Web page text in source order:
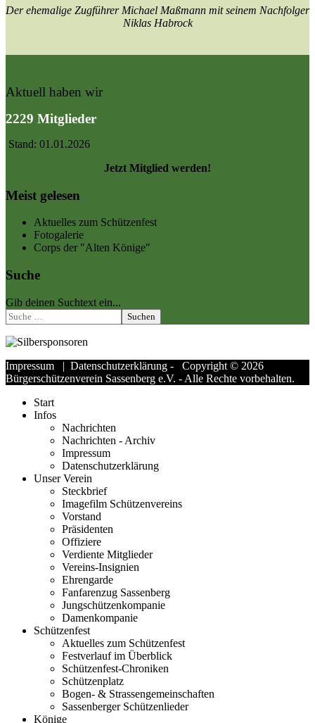
Der ehemalige Zugführer Michael Maßmann mit seinem Nachfolger
Niklas Habrock
Aktuell haben wir
2229 Mitglieder
Stand: 01.01.2026
Jetzt Mitglied werden!
Meist gelesen
Aktuelles zum Schützenfest
Fotogalerie
Corps der "Alten Könige"
Suche
Gib deinen Suchtext ein...
Suchen
Impressum | Datenschutzerklärung - Copyright © 2026
Bürgerschützenverein Sassenberg e.V. - Alle Rechte vorbehalten.
Start
Infos
Nachrichten
Nachrichten - Archiv
Impressum
Datenschutzerklärung
Unser Verein
Steckbrief
Imagefilm Schützenvereins
Vorstand
Präsidenten
Offiziere
Verdiente Mitglieder
Vereins-Insignien
Ehrengarde
Fanfarenzug Sassenberg
Jungschützenkompanie
Damenkompanie
Schützenfest
Aktuelles zum Schützenfest
Festverlauf im Überblick
Schützenfest-Chroniken
Schützenplatz
Bogen- & Strassengemeinschaften
Sassenberger Schützenlieder
Könige